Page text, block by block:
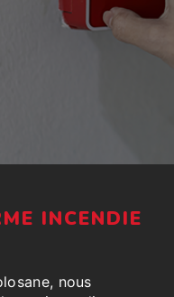
INCENDIE
nous